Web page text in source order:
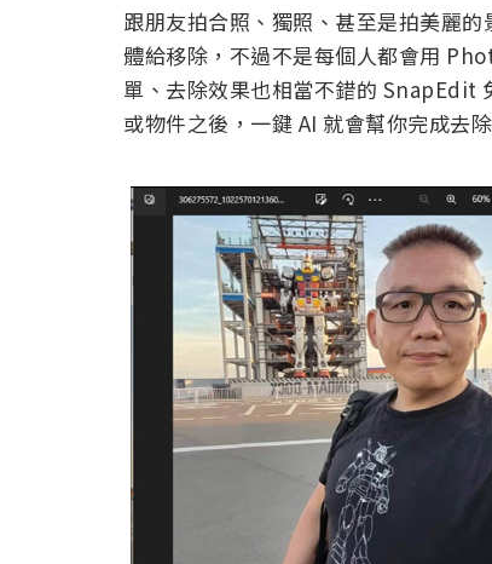
跟朋友拍合照、獨照、甚至是拍美麗
體給移除，不過不是每個人都會用
單、去除效果也相當不錯的 SnapEdit
或物件之後，一鍵 AI 就會幫你完成去除